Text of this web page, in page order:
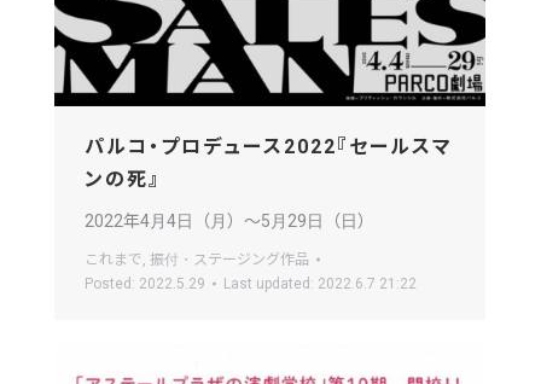
パルコ・プロデュース2022『セールスマ
ンの死』
2022年4月4日（月）〜5月29日（日）
これまで, 振付・ステージング作品
Posted: 2022.5.29 Last updated: 2022.6.7 21:22